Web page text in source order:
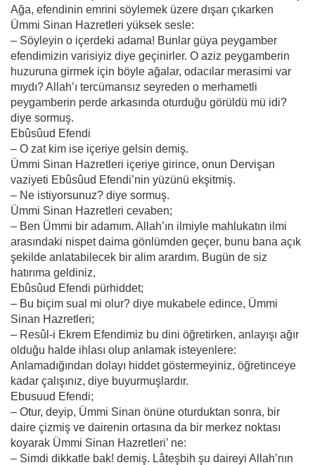
Ağa, efendinin emrini söylemek üzere dışarı çıkarken
Ümmi Sinan Hazretleri yüksek sesle:
– Söyleyin o içerdeki adama! Bunlar güya peygamber
efendimizin varisiyiz diye geçinirler. O aziz peygamberin
huzuruna girmek için böyle ağalar, odacılar merasimi var
mıydı? Allah’ı tercümansız seyreden o merhametli
peygamberin perde arkasında oturduğu görüldü mü idi?
diye sormuş.
Ebûsûud Efendi
– O zat kim ise içeriye gelsin demiş.
Ümmi Sinan Hazretleri içeriye girince, onun Dervişan
vaziyeti Ebûsûud Efendi’nin yüzünü ekşitmiş.
– Ne istiyorsunuz? diye sormuş.
Ümmi Sinan Hazretleri cevaben;
– Ben Ümmi bir adamım. Allah’ın ilmiyle mahlukatın ilmi
arasındaki nispet daima gönlümden geçer, bunu bana açık
şekilde anlatabilecek bir alim arardım. Bugün de siz
hatırıma geldiniz,
Ebûsûud Efendi pürhiddet;
– Bu biçim sual mi olur? diye mukabele edince, Ümmi
Sinan Hazretleri;
– Resûl-i Ekrem Efendimiz bu dini öğretirken, anlayışı ağır
olduğu halde ihlası olup anlamak isteyenlere:
Anlamadığından dolayı hiddet göstermeyiniz, öğretinceye
kadar çalışınız, diye buyurmuşlardır.
Ebusuud Efendi;
– Otur, deyip, Ümmi Sinan önüne oturduktan sonra, bir
daire çizmiş ve dairenin ortasına da bir merkez noktası
koyarak Ümmi Sinan Hazretleri’ ne:
– Simdi dikkatle bak! demiş. Lâteşbih şu daireyi Allah’nın